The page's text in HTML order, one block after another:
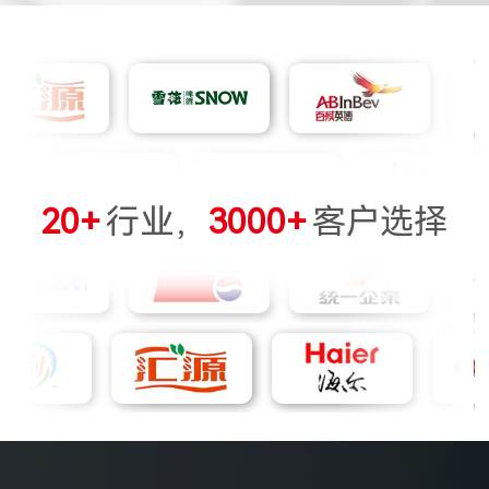
20+行业， 3000+客户选择